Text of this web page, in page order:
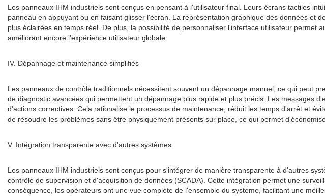
Les panneaux IHM industriels sont conçus en pensant à l'utilisateur final. Leurs écrans tactiles
panneau en appuyant ou en faisant glisser l'écran. La représentation graphique des données et
plus éclairées en temps réel. De plus, la possibilité de personnaliser l'interface utilisateur
améliorant encore l'expérience utilisateur globale.
IV. Dépannage et maintenance simplifiés
Les panneaux de contrôle traditionnels nécessitent souvent un dépannage manuel, ce qui peut
de diagnostic avancées qui permettent un dépannage plus rapide et plus précis. Les messages
d'actions correctives. Cela rationalise le processus de maintenance, réduit les temps d'arrêt et
de résoudre les problèmes sans être physiquement présents sur place, ce qui permet
V. Intégration transparente avec d'autres systèmes
Les panneaux IHM industriels sont conçus pour s'intégrer de manière transparente à d'autres
contrôle de supervision et d'acquisition de données (SCADA). Cette intégration permet une
conséquence, les opérateurs ont une vue complète de l'ensemble du système, facilitant une